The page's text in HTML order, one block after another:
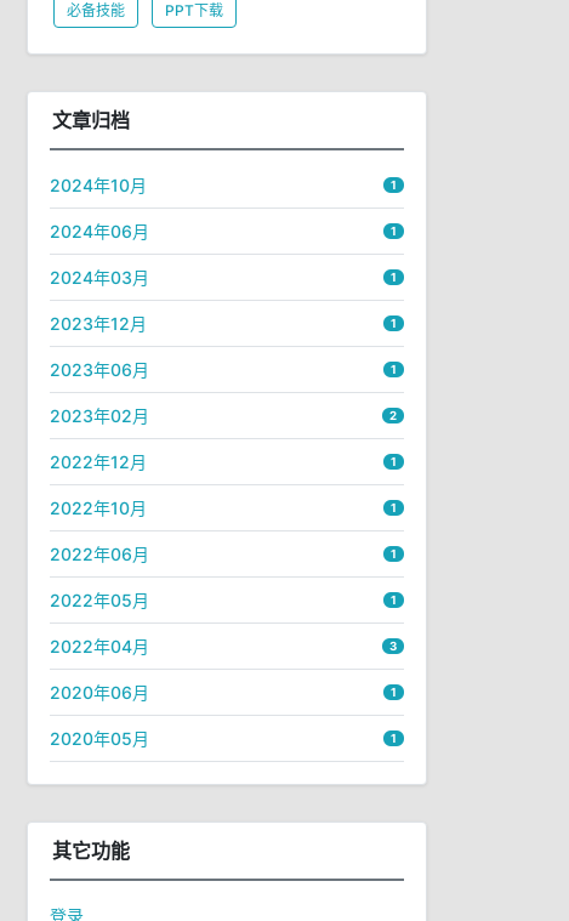
必备技能 PPT下载
文章归档
2024年10月 1
2024年06月 1
2024年03月 1
2023年12月 1
2023年06月 1
2023年02月 2
2022年12月 1
2022年10月 1
2022年06月 1
2022年05月 1
2022年04月 3
2020年06月 1
2020年05月 1
其它功能
登录